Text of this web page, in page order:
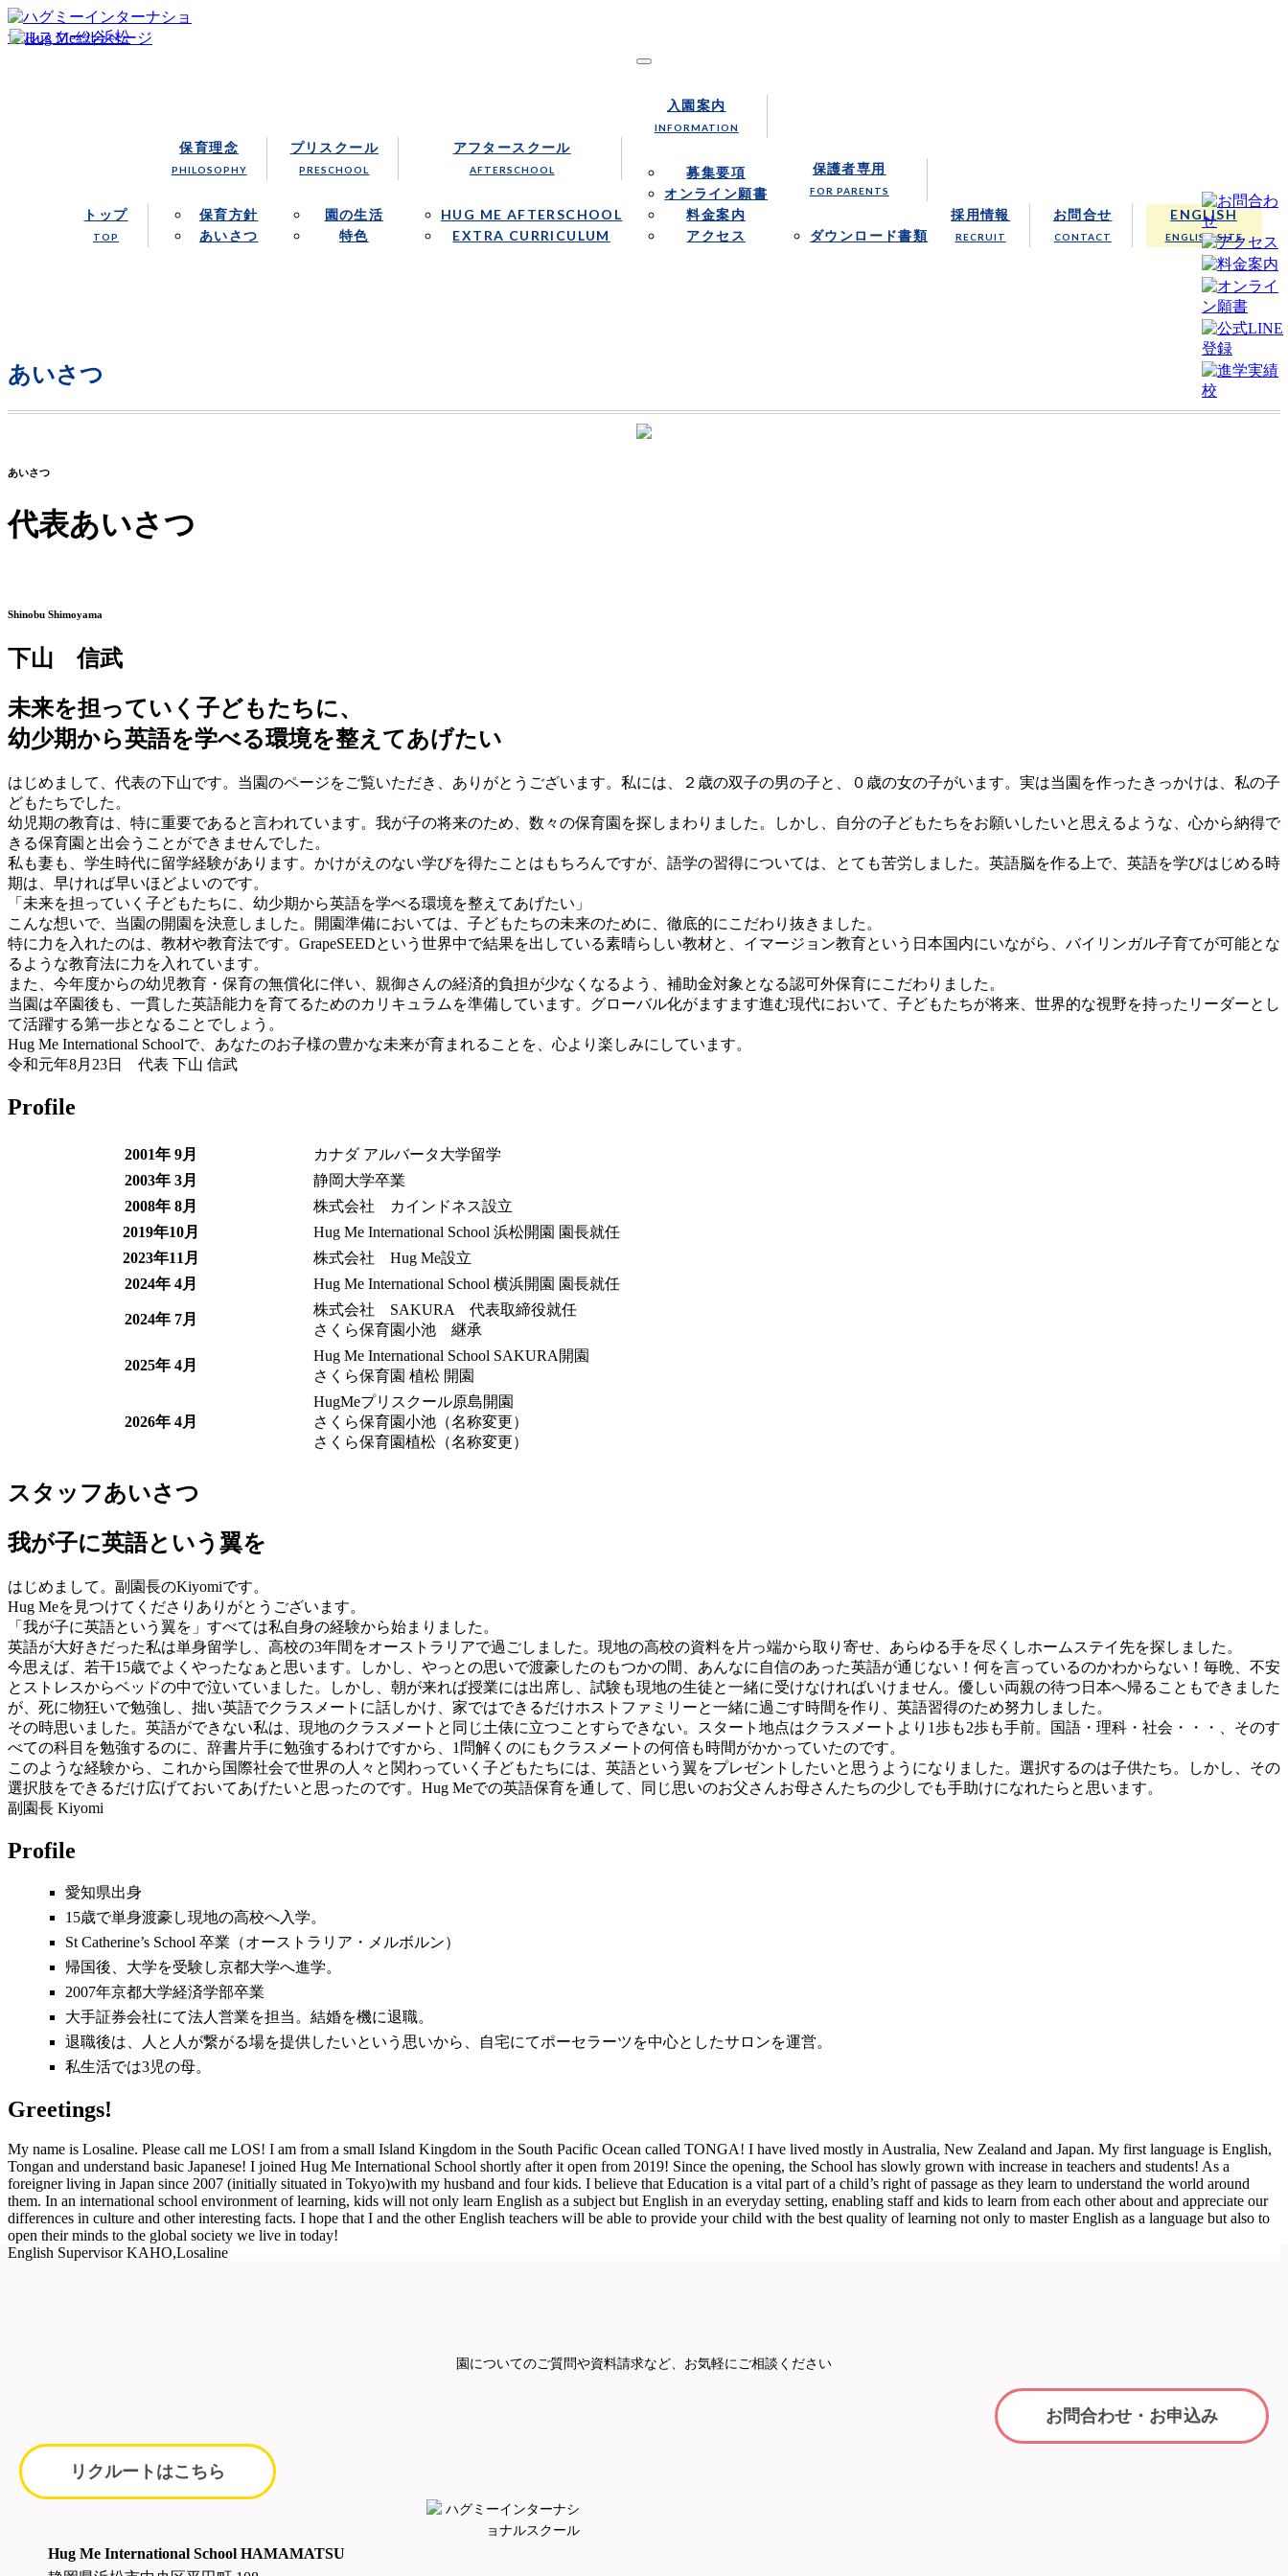
浜松市にあるハグミー・インターナショナルスクールでは、1才からの英語保育を行います。
トップ
TOP
保育理念
PHILOSOPHY
保育方針
あいさつ
プリスクール
PRESCHOOL
園の生活
特色
アフタースクール
AFTERSCHOOL
HUG ME AFTERSCHOOL
EXTRA CURRICULUM
入園案内
INFORMATION
募集要項
オンライン願書
料金案内
アクセス
保護者専用
FOR PARENTS
ダウンロード書類
採用情報
RECRUIT
お問合せ
CONTACT
ENGLISH
ENGLISH SITE
あいさつ
あいさつ
代表あいさつ
Shinobu Shimoyama
下山 信武
未来を担っていく子どもたちに、
幼少期から英語を学べる環境を整えてあげたい
はじめまして、代表の下山です。当園のページをご覧いただき、ありがとうございます。私には、２歳の双子の男の子と、０歳の女の子がいます。実は当園を作ったきっかけは、私の子
どもたちでした。
幼児期の教育は、特に重要であると言われています。我が子の将来のため、数々の保育園を探しまわりました。しかし、自分の子どもたちをお願いしたいと思えるような、心から納得で
きる保育園と出会うことができませんでした。
私も妻も、学生時代に留学経験があります。かけがえのない学びを得たことはもちろんですが、語学の習得については、とても苦労しました。英語脳を作る上で、英語を学びはじめる時
期は、早ければ早いほどよいのです。
「未来を担っていく子どもたちに、幼少期から英語を学べる環境を整えてあげたい」
こんな想いで、当園の開園を決意しました。開園準備においては、子どもたちの未来のために、徹底的にこだわり抜きました。
特に力を入れたのは、教材や教育法です。GrapeSEEDという世界中で結果を出している素晴らしい教材と、イマージョン教育という日本国内にいながら、バイリンガル子育てが可能とな
るような教育法に力を入れています。
また、今年度からの幼児教育・保育の無償化に伴い、親御さんの経済的負担が少なくなるよう、補助金対象となる認可外保育にこだわりました。
当園は卒園後も、一貫した英語能力を育てるためのカリキュラムを準備しています。グローバル化がますます進む現代において、子どもたちが将来、世界的な視野を持ったリーダーとし
て活躍する第一歩となることでしょう。
Hug Me International Schoolで、あなたのお子様の豊かな未来が育まれることを、心より楽しみにしています。
令和元年8月23日 代表 下山 信武
Profile
2001年 9月
カナダ アルバータ大学留学
2003年 3月
静岡大学卒業
2008年 8月
株式会社 カインドネス設立
2019年10月
Hug Me International School 浜松開園 園長就任
2023年11月
株式会社 Hug Me設立
2024年 4月
Hug Me International School 横浜開園 園長就任
2024年 7月
株式会社 SAKURA 代表取締役就任
さくら保育園小池 継承
2025年 4月
Hug Me International School SAKURA開園
さくら保育園 植松 開園
2026年 4月
HugMeプリスクール原島開園
さくら保育園小池（名称変更）
さくら保育園植松（名称変更）
スタッフあいさつ
我が子に英語という翼を
はじめまして。副園長のKiyomiです。
Hug Meを見つけてくださりありがとうございます。
「我が子に英語という翼を」すべては私自身の経験から始まりました。
英語が大好きだった私は単身留学し、高校の3年間をオーストラリアで過ごしました。現地の高校の資料を片っ端から取り寄せ、あらゆる手を尽くしホームステイ先を探しました。
今思えば、若干15歳でよくやったなぁと思います。しかし、やっとの思いで渡豪したのもつかの間、あんなに自信のあった英語が通じない！何を言っているのかわからない！毎晩、不安
とストレスからベッドの中で泣いていました。しかし、朝が来れば授業には出席し、試験も現地の生徒と一緒に受けなければいけません。優しい両親の待つ日本へ帰ることもできました
が、死に物狂いで勉強し、拙い英語でクラスメートに話しかけ、家ではできるだけホストファミリーと一緒に過ごす時間を作り、英語習得のため努力しました。
その時思いました。英語ができない私は、現地のクラスメートと同じ土俵に立つことすらできない。スタート地点はクラスメートより1歩も2歩も手前。国語・理科・社会・・・、そのす
べての科目を勉強するのに、辞書片手に勉強するわけですから、1問解くのにもクラスメートの何倍も時間がかかっていたのです。
このような経験から、これから国際社会で世界の人々と関わっていく子どもたちには、英語という翼をプレゼントしたいと思うようになりました。選択するのは子供たち。しかし、その
選択肢をできるだけ広げておいてあげたいと思ったのです。Hug Meでの英語保育を通して、同じ思いのお父さんお母さんたちの少しでも手助けになれたらと思います。
副園長 Kiyomi
Profile
愛知県出身
15歳で単身渡豪し現地の高校へ入学。
St Catherine’s School 卒業（オーストラリア・メルボルン）
帰国後、大学を受験し京都大学へ進学。
2007年京都大学経済学部卒業
大手証券会社にて法人営業を担当。結婚を機に退職。
退職後は、人と人が繋がる場を提供したいという思いから、自宅にてポーセラーツを中心としたサロンを運営。
私生活では3児の母。
Greetings!
My name is Losaline. Please call me LOS! I am from a small Island Kingdom in the South Pacific Ocean called TONGA! I have lived mostly in Australia, New Zealand and Japan. My first language is English,
Tongan and understand basic Japanese! I joined Hug Me International School shortly after it open from 2019! Since the opening, the School has slowly grown with increase in teachers and students! As a
foreigner living in Japan since 2007 (initially situated in Tokyo)with my husband and four kids. I believe that Education is a vital part of a child’s right of passage as they learn to understand the world around
them. In an international school environment of learning, kids will not only learn English as a subject but English in an everyday setting, enabling staff and kids to learn from each other about and appreciate our
differences in culture and other interesting facts. I hope that I and the other English teachers will be able to provide your child with the best quality of learning not only to master English as a language but also to
open their minds to the global society we live in today!
English Supervisor KAHO,Losaline
園についてのご質問や資料請求など、 お気軽にご相談ください
お問合わせ・お申込み
リクルートはこちら
Hug Me International School HAMAMATSU